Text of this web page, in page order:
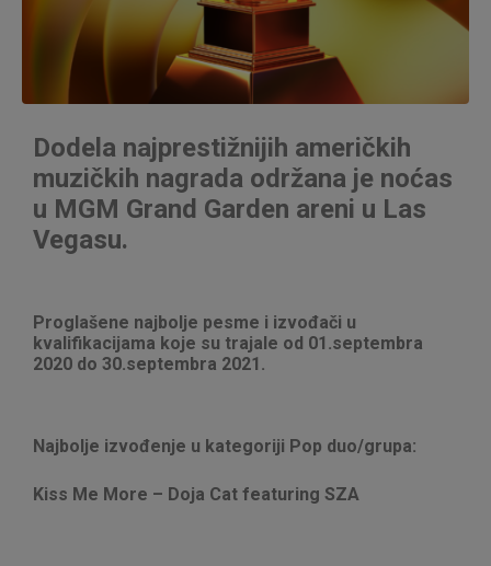
Dodela najprestižnijih američkih
muzičkih nagrada održana je noćas
u MGM Grand Garden areni u Las
Vegasu.
Proglašene najbolje pesme i izvođači u
kvalifikacijama koje su trajale od 01.septembra
2020 do 30.septembra 2021.
Najbolje izvođenje u kategoriji Pop duo/grupa:
Kiss Me More – Doja Cat featuring SZA